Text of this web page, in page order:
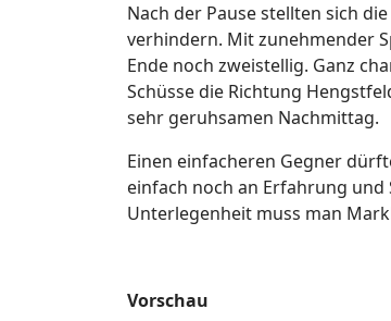
Nach der Pause stellten sich
verhindern. Mit zunehmender
Ende noch zweistellig. Ganz
Schüsse die Richtung
sehr geruhsamen Nachmittag.
Einen einfacheren Gegner
einfach noch an Erfahrung und
Unterlegenheit muss man
Vorschau